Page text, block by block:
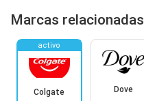
Marcas relacionadas
activo
Colgate Dove